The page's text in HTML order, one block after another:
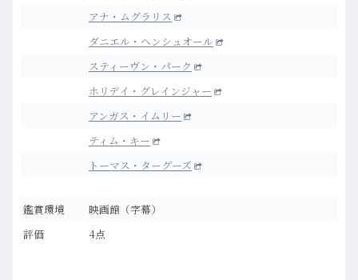
アナ・ムグラリス
ダニエル・ヘンシュオール
スティーヴン・パーク
ホリデイ・グレインジャー
アンガス・イムリー
ティム・キー
トーマス・ターグーズ
鑑賞環境
映画館（字幕）
評価
4点